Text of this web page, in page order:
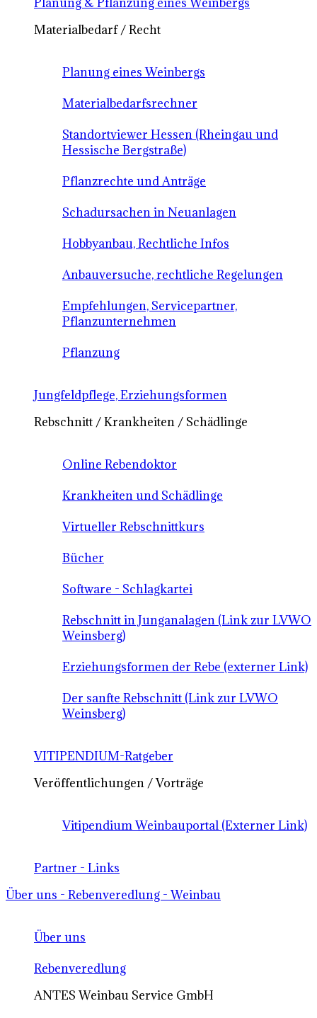
Materialbedarf / Recht
Planung eines Weinbergs
Materialbedarfsrechner
Standortviewer Hessen (Rheingau und
Hessische Bergstraße)
Pflanzrechte und Anträge
Schadursachen in Neuanlagen
Hobbyanbau, Rechtliche Infos
Anbauversuche, rechtliche Regelungen
Empfehlungen, Servicepartner,
Pflanzunternehmen
Pflanzung
Jungfeldpflege, Erziehungsformen
Rebschnitt / Krankheiten / Schädlinge
Online Rebendoktor
Krankheiten und Schädlinge
Virtueller Rebschnittkurs
Bücher
Software - Schlagkartei
Rebschnitt in Junganalagen (Link zur LVWO
Weinsberg)
Erziehungsformen der Rebe (externer Link)
Der sanfte Rebschnitt (Link zur LVWO
Weinsberg)
VITIPENDIUM-Ratgeber
Veröffentlichungen / Vorträge
Vitipendium Weinbauportal (Externer Link)
Partner - Links
Über uns - Rebenveredlung - Weinbau
Über uns
Rebenveredlung
ANTES Weinbau Service GmbH